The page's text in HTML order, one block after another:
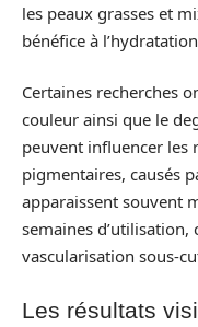
les peaux grasses et
bénéfice à
Certaines recherches
couleur ainsi que le
peuvent influencer les
pigmentaires, causés
apparaissent souvent
semaines
vascularisation sous-
Les résultats